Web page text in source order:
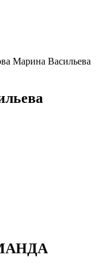
Марина Васильева